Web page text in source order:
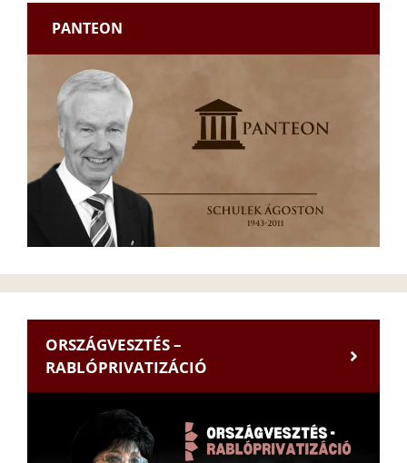
PANTEON
ORSZÁGVESZTÉS –
RABLÓPRIVATIZÁCIÓ